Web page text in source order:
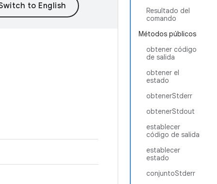
Resultado del
comando
Métodos públicos
obtener código
de salida
obtener el
estado
obtenerStderr
obtenerStdout
establecer
código de salida
establecer
estado
conjuntoStderr